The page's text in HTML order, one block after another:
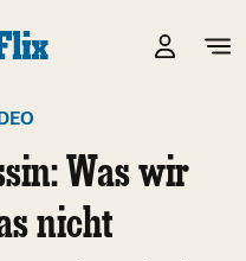
Was wir
nicht